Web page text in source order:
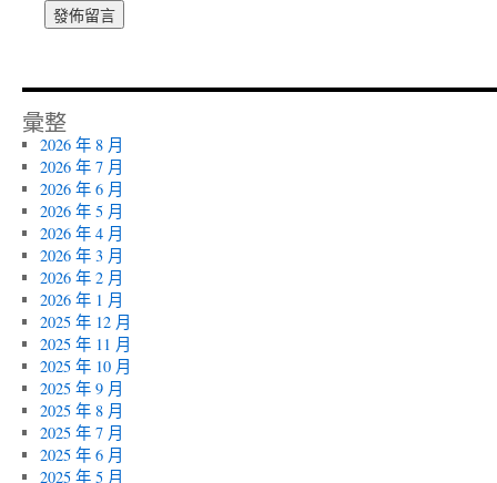
彙整
2026 年 8 月
2026 年 7 月
2026 年 6 月
2026 年 5 月
2026 年 4 月
2026 年 3 月
2026 年 2 月
2026 年 1 月
2025 年 12 月
2025 年 11 月
2025 年 10 月
2025 年 9 月
2025 年 8 月
2025 年 7 月
2025 年 6 月
2025 年 5 月